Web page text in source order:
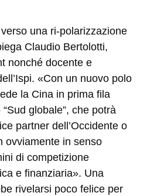
una ri-polarizzazione
Claudio Bertolotti,
nonché docente e
«Con un nuovo polo
la Cina in prima fila
globale”, che potrà
partner dell’Occidente o
ovviamente in senso
di competizione
e finanziaria». Una
rivelarsi poco felice per